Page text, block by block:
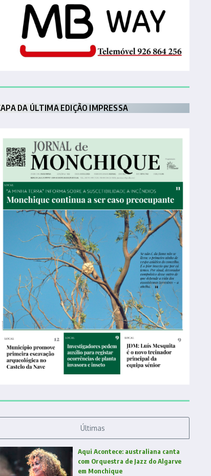
DA ÚLTIMA EDIÇÃO IMPRESSA
Últimas
Aqui Acontece: australiana canta
com Orquestra de Jazz do Algarve
em Monchique